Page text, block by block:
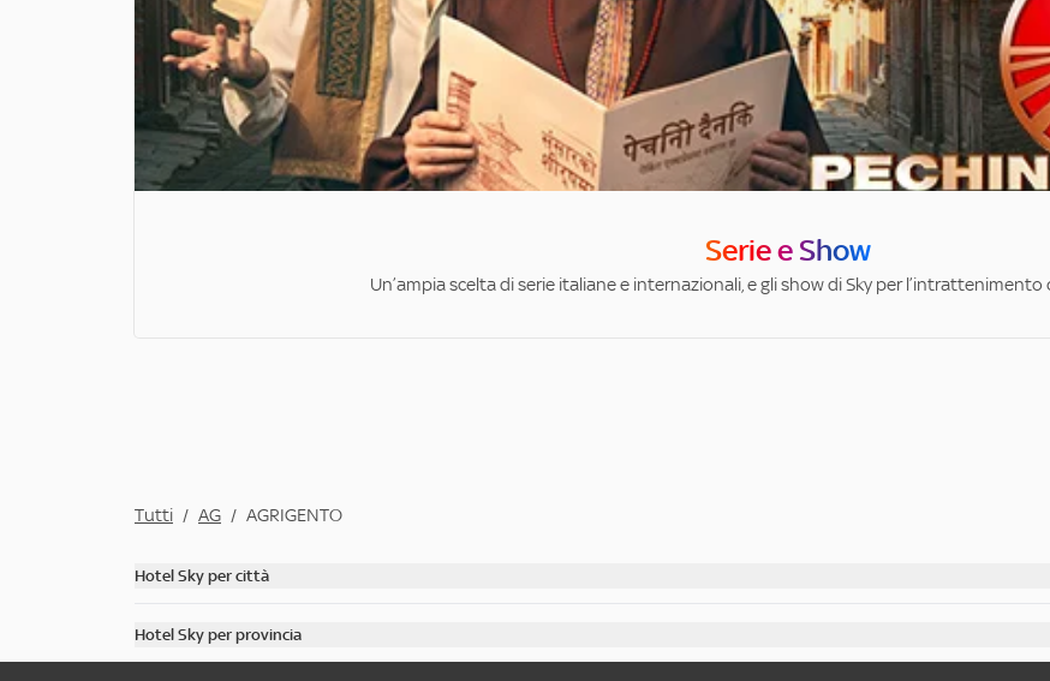
Serie e Show
Un’ampia scelta di serie italiane e internazionali, e gli show di Sky per
Tutti / AG / AGRIGENTO
Hotel Sky per città
Scopri tutti gli hotel di Venezia
Hotel Sky per provincia
Scopri tutti gli hotel in provincia di Milano